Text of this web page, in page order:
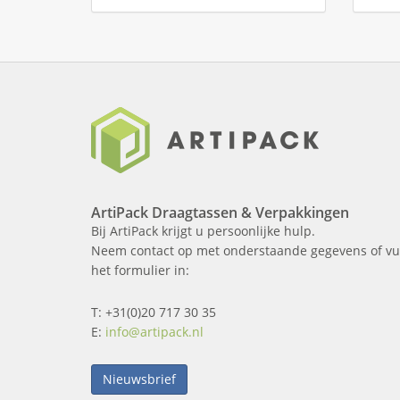
ArtiPack Draagtassen & Verpakkingen
Bij ArtiPack krijgt u persoonlijke hulp.
Neem contact op met onderstaande gegevens of
het formulier in:
T: +31(0)20 717 30 35
E: info@artipack.nl
Nieuwsbrief